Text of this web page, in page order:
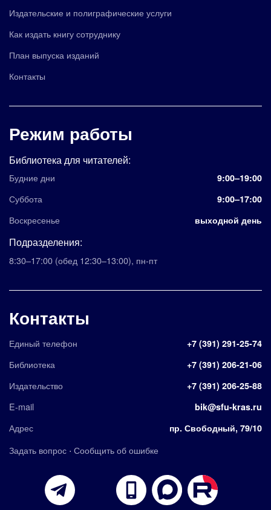
Издательские и полиграфические услуги
Как издать книгу сотруднику
План выпуска изданий
Контакты
Режим работы
Библиотека для читателей:
Будние дни 9:00–19:00
Суббота 9:00–17:00
Воскресенье выходной день
Подразделения:
8:30–17:00 (обед 12:30–13:00), пн-пт
Контакты
Единый телефон +7 (391) 291-25-74
Библиотека +7 (391) 206-21-06
Издательство +7 (391) 206-25-88
E-mail bik@sfu-kras.ru
Адрес пр. Свободный, 79/10
Задать вопрос · Сообщить об ошибке